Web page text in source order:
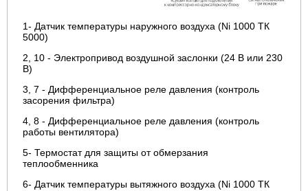
1- Датчик температуры наружного воздуха (Ni 1000 ТК
5000)
2, 10 - Электропривод воздушной заслонки (24 В или 230
В)
3, 7 - Дифференциальное реле давления (контроль
засорения фильтра)
4, 8 - Дифференциальное реле давления (контроль
работы вентилятора)
5- Термостат для защиты от обмерзания
теплообменника
6- Датчик температуры вытяжного воздуха (Ni 1000 ТК